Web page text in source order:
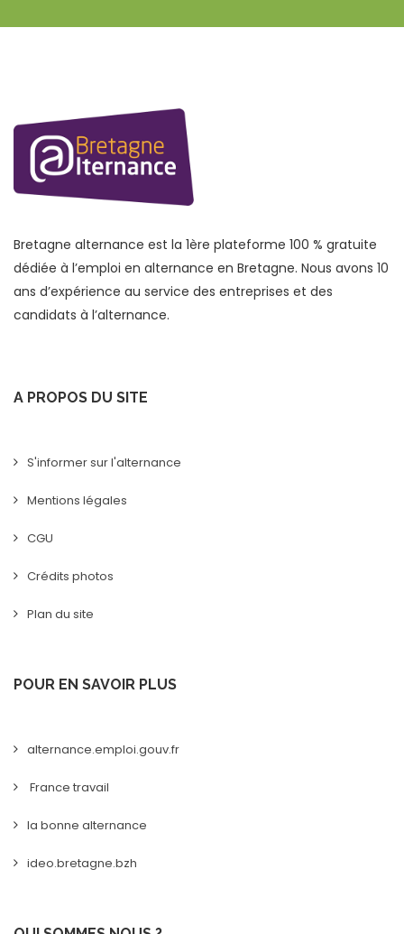
Bretagne alternance est la 1ère plateforme 100 % gratuite
dédiée à l’emploi en alternance en Bretagne. Nous avons 10
ans d’expérience au service des entreprises et des
candidats à l’alternance.
A PROPOS DU SITE
S'informer sur l'alternance
Mentions légales
CGU
Crédits photos
Plan du site
POUR EN SAVOIR PLUS
alternance.emploi.gouv.fr
France travail
la bonne alternance
ideo.bretagne.bzh